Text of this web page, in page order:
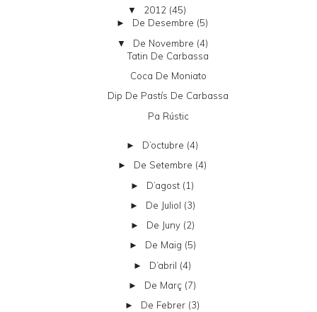
▼ 2012 (45)
► De Desembre (5)
▼ De Novembre (4)
Tatin De Carbassa
Coca De Moniato
Dip De Pastís De Carbassa
Pa Rústic
► D’octubre (4)
► De Setembre (4)
► D’agost (1)
► De Juliol (3)
► De Juny (2)
► De Maig (5)
► D’abril (4)
► De Març (7)
► De Febrer (3)